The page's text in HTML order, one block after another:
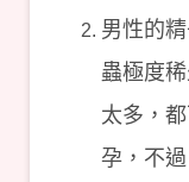
男性的
蟲極度
太多，
孕，不